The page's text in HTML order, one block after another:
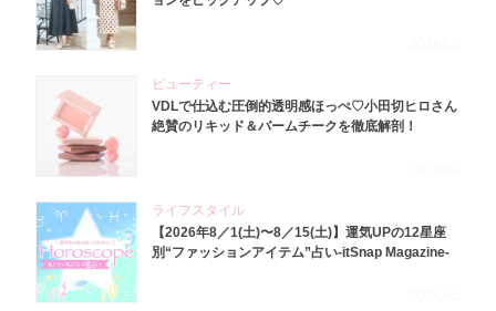
ビューティー
VDLで仕込む圧倒的透明感ほっぺ♡小田切ヒロさん
絶賛のリキッド＆バームチークを徹底解剖！
ライフスタイル
【2026年8／1(土)〜8／15(土)】運気UPの12星座
別“ファッションアイテム”占い-itSnap Magazine-